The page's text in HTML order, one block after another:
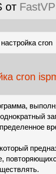
от
cron
cron